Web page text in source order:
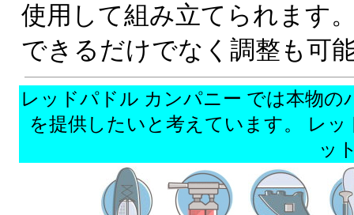
使用して組み立てられます
できるだけでなく調整も可
レッドパドル カンパニー では本物
を提供したいと考えています。 レ
ッ